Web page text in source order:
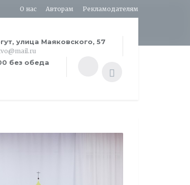
О нас Авторам Рекламодателям
улица Маяковского, 57
без обеда